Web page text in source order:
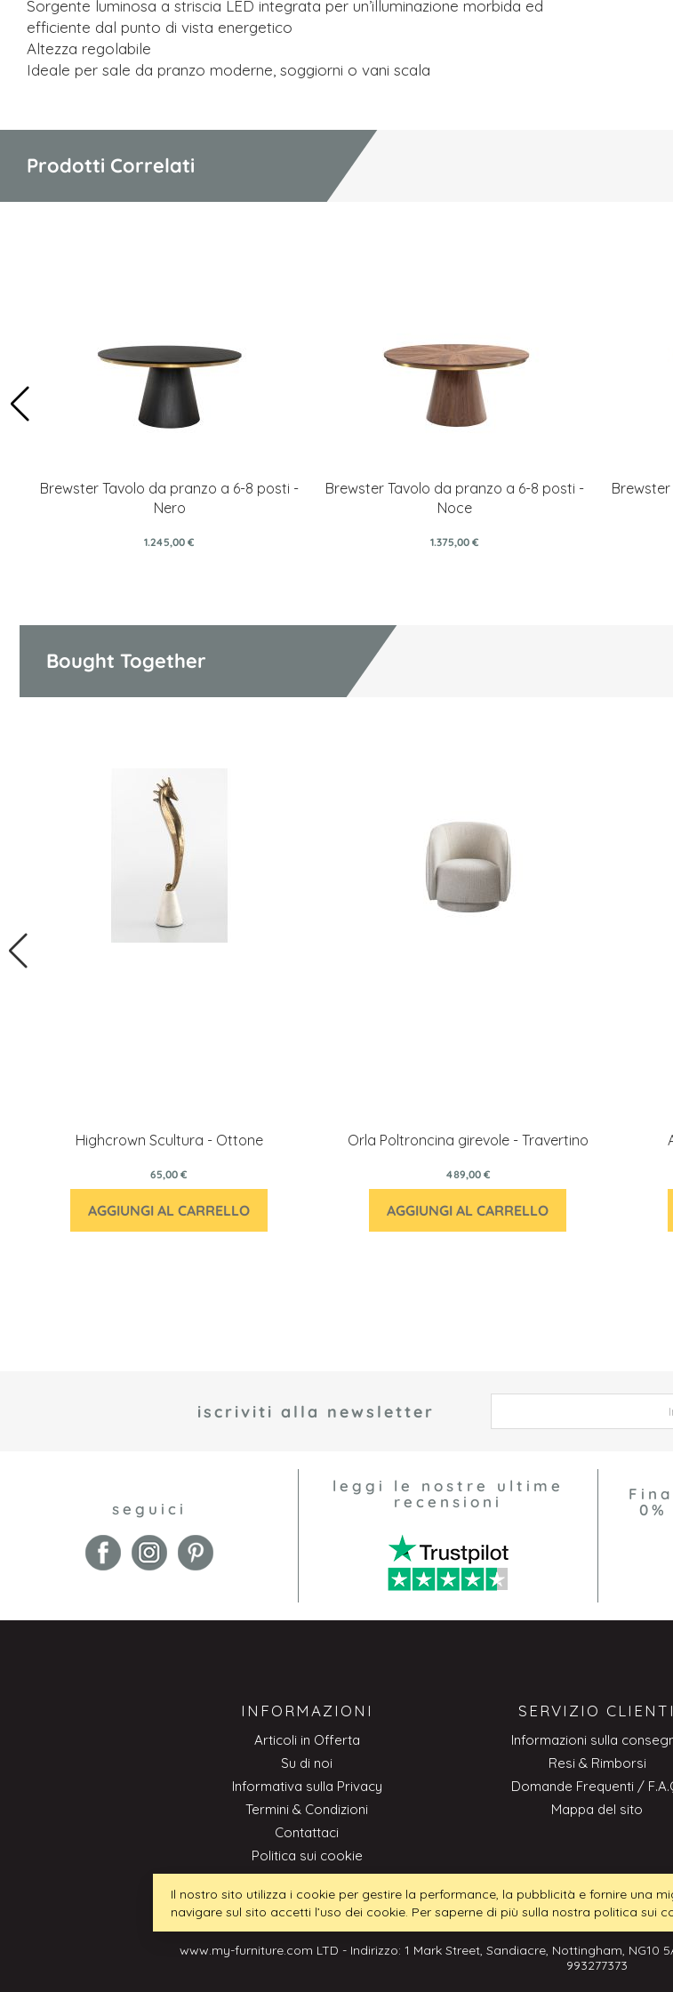
Sorgente luminosa a striscia LED integrata per un’illuminazione morbida ed
efficiente dal punto di vista energetico
Altezza regolabile
Ideale per sale da pranzo moderne, soggiorni o vani scala
Prodotti Correlati
Brewster Tavolo da pranzo a 6-8 posti -
Nero
1.245,00 €
Brewster Tavolo da pranzo a 6-8 posti -
Noce
1.375,00 €
Bought Together
Highcrown Scultura - Ottone
65,00 €
AGGIUNGI AL CARRELLO
Orla Poltroncina girevole - Travertino
489,00 €
AGGIUNGI AL CARRELLO
iscriviti alla newsletter
seguici
leggi le nostre ultime
recensioni
INFORMAZIONI
Articoli in Offerta
Su di noi
Informativa sulla Privacy
Termini & Condizioni
Contattaci
Politica sui cookie
Professionale
SERVIZIO CLIENTI
Informazioni sulla
Resi & Rimborsi
Domande Frequenti /
Mappa del sito
www.my-furniture.com LTD - Indirizzo: 1 Mark Street, Sandiacre, Nottingham, NG10
993277373
Il nostro sito utilizza i cookie per gestire la performance, la pubblicità e fornire una
navigare sul sito accetti l’uso dei cookie. Per saperne di più sulla nostra politica sui